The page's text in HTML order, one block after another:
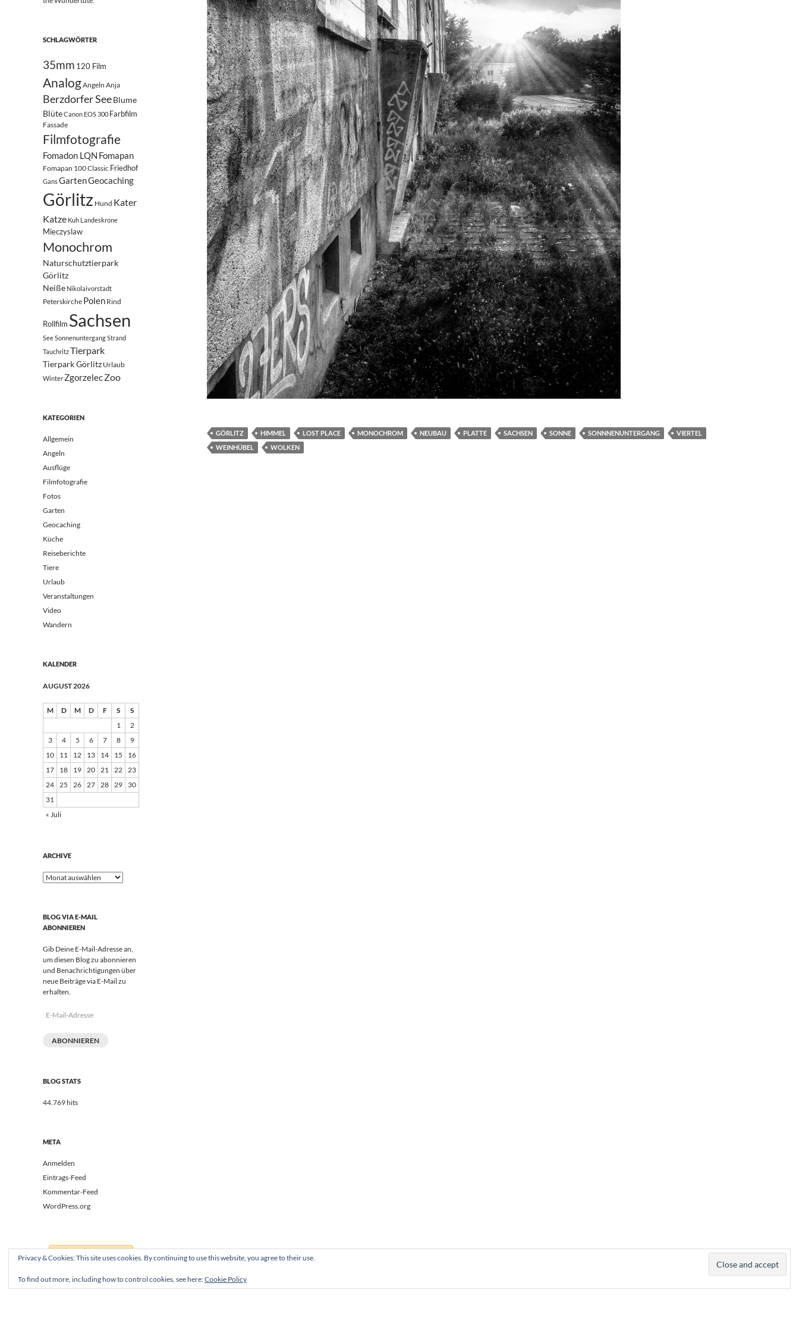
GÖRLITZ HIMMEL LOST PLACE MONOCHROM NEUBAU PLATTE SACHSEN SONNE SONNNENUNTERGANG
VIERTEL
WEINHÜBEL
WOLKEN
SCHLAGWÖRTER
35mm 120 Film
AnalogAngeln Anja
Berzdorfer SeeBlume
BlüteCanon EOS 300 Farbfilm
Fassade
Filmfotografie
Fomadon LQN Fomapan
Fomapan 100 Classic Friedhof
GansGartenGeocaching
Görlitz Hund Kater
Katze Kuh Landeskrone
Mieczyslaw
Monochrom
Naturschutztierpark
Görlitz
Neiße Nikolaivorstadt
Peterskirche Polen Rind
Rollfilm Sachsen
SeeSonnenuntergangStrand
TauchritzTierpark
Tierpark Görlitz Urlaub
Winter ZgorzelecZoo
KATEGORIEN
Allgemein
Angeln
Ausflüge
Filmfotografie
Fotos
Garten
Geocaching
Küche
Reiseberichte
Tiere
Urlaub
Veranstaltungen
Video
Wandern
KALENDER
AUGUST 2026
M D M D F S
S
1
2
3
4 5 6 7 8
9
10
11 12 13 14 15
16
17
18 19 20 21 22 23
24 25 26 27 28 29
30
31
« Juli
ARCHIVE
Archive
BLOG VIA E-MAIL
ABONNIEREN
Gib Deine E-Mail-Adresse an,
um diesen Blog zu abonnieren
und Benachrichtigungen über
neue Beiträge via E-Mail zu
erhalten.
E-
ABONNIEREN
BLOG STATS
44.769 hits
META
Anmelden
Eintrags-Feed
Kommentar-Feed
WordPress.org
Privacy & Cookies: This site uses cookies. By continuing to use this website, you agree to their use.
To find out more, including how to control cookies, see here:Cookie Policy